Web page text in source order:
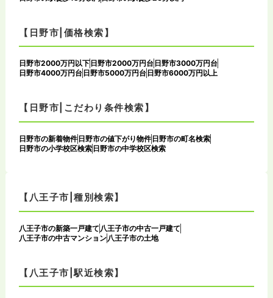
【日野市|価格検索】
日野市2000万円以下 日野市2000万円台 日野市3000万円台
日野市4000万円台 日野市5000万円台 日野市6000万円以上
【日野市|こだわり条件検索】
日野市の新着物件 日野市の値下がり物件 日野市の町名検索
日野市の小学校区検索 日野市の中学校区検索
【八王子市|種別検索】
八王子市の新築一戸建て 八王子市の中古一戸建て
八王子市の中古マンション八王子市の土地
【八王子市|駅近検索】